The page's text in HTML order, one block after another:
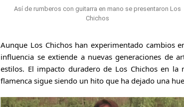
Así de rumberos con guitarra en mano se presentaron Los
Chichos
Aunque Los Chichos han experimentado cambios
influencia se extiende a nuevas generaciones de
estilos. El impacto duradero de Los Chichos en
flamenca sigue siendo un hito que ha dejado una